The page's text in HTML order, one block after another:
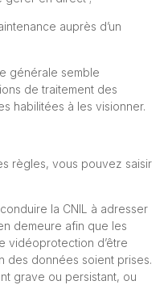
auprès d’un
générale semble
de traitement des
habilitées à les visionner.
règles, vous pouvez saisir
la CNIL à adresser
demeure afin que les
vidéoprotection d’être
des données soient prises.
grave ou persistant, ou